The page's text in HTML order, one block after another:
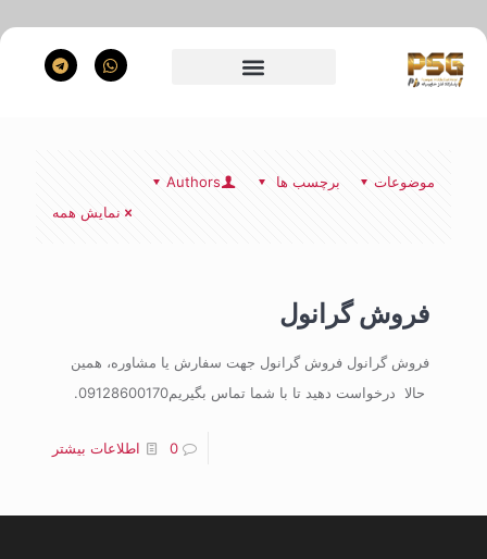
موضوعات برچسب ها
Authors
نمایش همه
فروش گرانول
فروش گرانول فروش گرانول جهت سفارش یا مشاوره، همین
حالا درخواست دهید تا با شما تماس بگیریم09128600170.
0 اطلاعات بیشتر